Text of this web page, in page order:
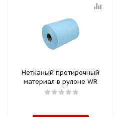
Нетканый протирочный
материал в рулоне WR